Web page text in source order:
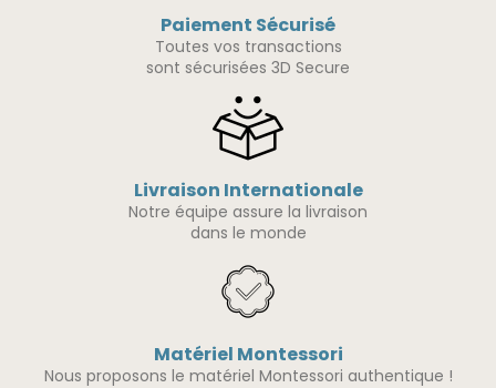
Paiement Sécurisé
Toutes vos transactions
sont sécurisées 3D Secure
Livraison Internationale
Notre équipe assure la livraison
dans le monde
Matériel Montessori
Nous proposons le matériel Montessori authentique !